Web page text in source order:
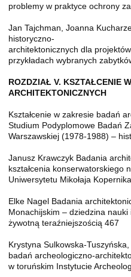
problemy w praktyce ochrony
Jan Tajchman, Joanna
historyczno-
architektonicznych dla
przykładach wybranych
ROZDZIAŁ V. KSZTAŁCENIE
ARCHITEKTONICZNYCH
Kształcenie w zakresie badań
Studium Podyplomowe Badań
Warszawskiej (1978-1988) –
Janusz Krawczyk Badania
kształcenia konserwatorskiego
Uniwersytetu Mikołaja
Elke Nagel Badania
Monachijskim – dziedzina nauki
żywotną teraźniejszością 467
Krystyna Sulkowska-
badań archeologiczno-
w toruńskim Instytucie